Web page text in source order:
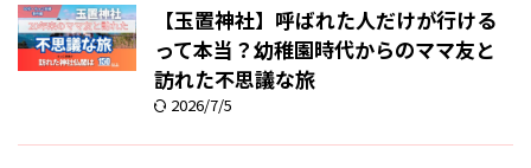
【玉置神社】呼ばれた人だけが行ける
って本当？幼稚園時代からのママ友と
訪れた不思議な旅
2026/7/5